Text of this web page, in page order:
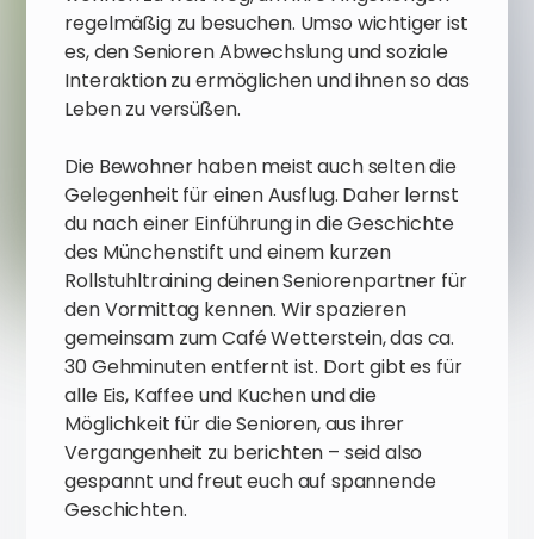
regelmäßig zu besuchen. Umso wichtiger ist
es, den Senioren Abwechslung und soziale
Interaktion zu ermöglichen und ihnen so das
Leben zu versüßen.
Die Bewohner haben meist auch selten die
Gelegenheit für einen Ausflug. Daher lernst
du nach einer Einführung in die Geschichte
des Münchenstift und einem kurzen
Rollstuhltraining deinen Seniorenpartner für
den Vormittag kennen. Wir spazieren
gemeinsam zum Café Wetterstein, das ca.
30 Gehminuten entfernt ist. Dort gibt es für
alle Eis, Kaffee und Kuchen und die
Möglichkeit für die Senioren, aus ihrer
Vergangenheit zu berichten – seid also
gespannt und freut euch auf spannende
Geschichten.